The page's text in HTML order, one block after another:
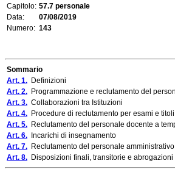
Capitolo: 57.7 personale
Data:
07/08/2019
Numero: 143
Sommario
Art. 1. Definizioni
Art. 2. Programmazione e reclutamento del
Art. 3. Collaborazioni tra Istituzioni
Art. 4. Procedure di reclutamento per esami e
Art. 5. Reclutamento del personale docente a
Art. 6. Incarichi di insegnamento
Art. 7. Reclutamento del personale
Art. 8. Disposizioni finali, transitorie e abrogazioni